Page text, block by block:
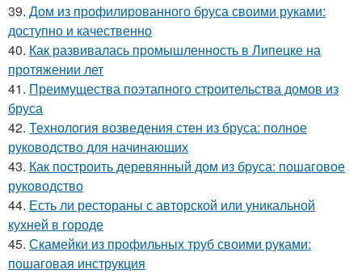
39. Дом из профилированного бруса своими руками:
доступно и качественно
40. Как развивалась промышленность в Липецке на
протяжении лет
41. Преимущества поэтапного строительства домов из
бруса
42. Технология возведения стен из бруса: полное
руководство для начинающих
43. Как построить деревянный дом из бруса: пошаговое
руководство
44. Есть ли рестораны с авторской или уникальной
кухней в городе
45. Скамейки из профильных труб своими руками:
пошаговая инструкция